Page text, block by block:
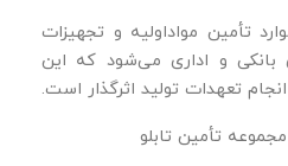
تأمین مواداولیه و تجهیزات
بانکی و اداری می‌شود که این
تعهدات تولید اثرگذار است.
تأمین تابلو